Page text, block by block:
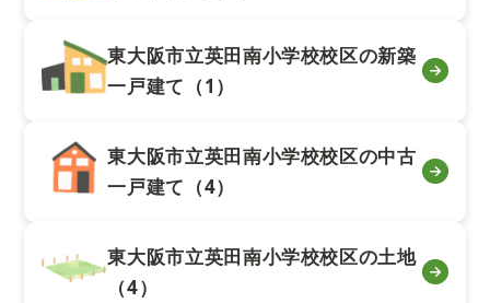
東大阪市立英田南小学校校区の新築
一戸建て（1）
東大阪市立英田南小学校校区の中古
一戸建て（4）
東大阪市立英田南小学校校区の土地
（4）